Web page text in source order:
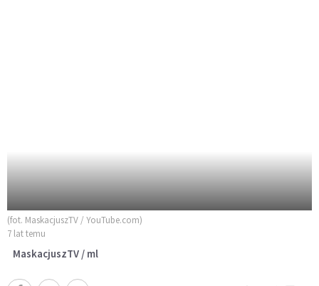
(fot. MaskacjuszTV / YouTube.com)
7 lat temu
MaskacjuszTV / ml